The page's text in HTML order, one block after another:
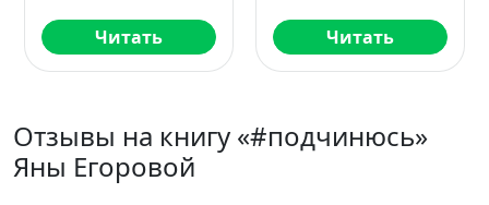
Читать Читать
Отзывы на книгу «#подчинюсь»
Яны Егоровой